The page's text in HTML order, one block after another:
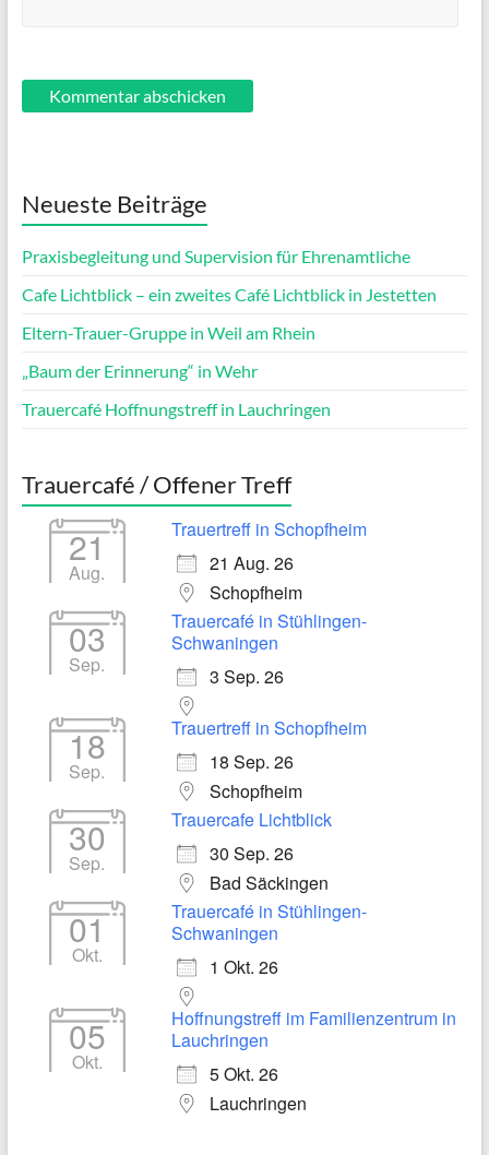
Neueste Beiträge
Praxisbegleitung und Supervision für Ehrenamtliche
Cafe Lichtblick – ein zweites Café Lichtblick in Jestetten
Eltern-Trauer-Gruppe in Weil am Rhein
„Baum der Erinnerung“ in Wehr
Trauercafé Hoffnungstreff in Lauchringen
Trauercafé / Offener Treff
21
Aug.
Trauertreff in Schopfheim
21 Aug. 26
Schopfheim
03
Sep.
Trauercafé in Stühlingen-
Schwaningen
3 Sep. 26
18
Sep.
Trauertreff in Schopfheim
18 Sep. 26
Schopfheim
30
Sep.
Trauercafe Lichtblick
30 Sep. 26
Bad Säckingen
01
Okt.
Trauercafé in Stühlingen-
Schwaningen
1 Okt. 26
05
Okt.
Hoffnungstreff im Familienzentrum in
Lauchringen
5 Okt. 26
Lauchringen